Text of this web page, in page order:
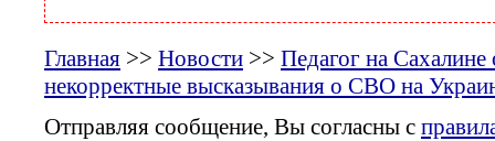
Главная >> Новости >> Педагог на
некорректные высказывания о СВО на
Отправляя сообщение, Вы согласны с